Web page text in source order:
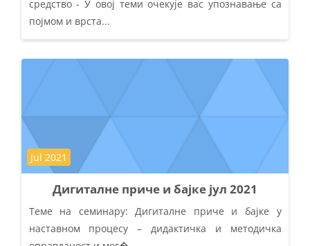
средство - У овој теми очекује вас упознавање са
појмом и врста...
Дигиталне приче и бајке јул 2021
Kategorija kursa
Jul 2021
Теме на семинару: Дигиталне приче и бајке у
наставном процесу – дидактичка и методичка